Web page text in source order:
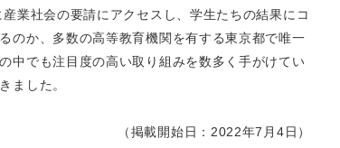
業社会の要請にアクセスし、学生たちの結果にコ
のか、多数の高等教育機関を有する東京都で唯一
中でも注目度の高い取り組みを数多く手がけてい
ました。
（掲載開始日：2022年7月4日）